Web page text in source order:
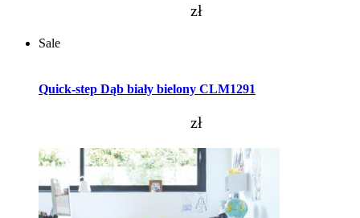
zł
Sale
Quick-step Dąb biały bielony CLM1291
zł